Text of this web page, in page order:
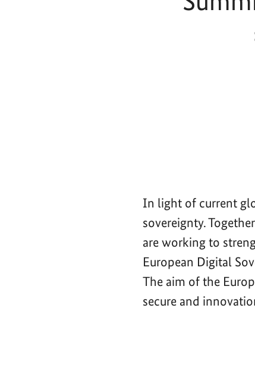
In light of current
sovereignty.
are working to
European Digital
The aim of the
secure and